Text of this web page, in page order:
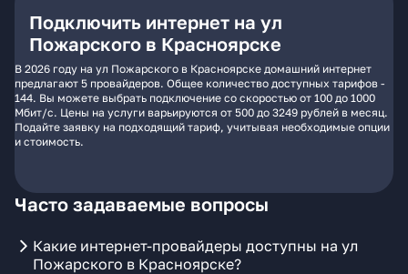
Подключить интернет на ул
Пожарского в Красноярске
В 2026 году на ул Пожарского в Красноярске домашний интернет
предлагают 5 провайдеров. Общее количество доступных тарифов -
144. Вы можете выбрать подключение со скоростью от 100 до 1000
Мбит/с. Цены на услуги варьируются от 500 до 3249 рублей в месяц.
Подайте заявку на подходящий тариф, учитывая необходимые опции
и стоимость.
Часто задаваемые вопросы
Какие интернет-провайдеры доступны на ул
Пожарского в Красноярске?